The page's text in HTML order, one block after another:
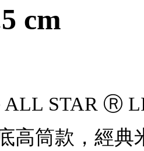
cm
ALL STAR Ⓡ
高筒款，經